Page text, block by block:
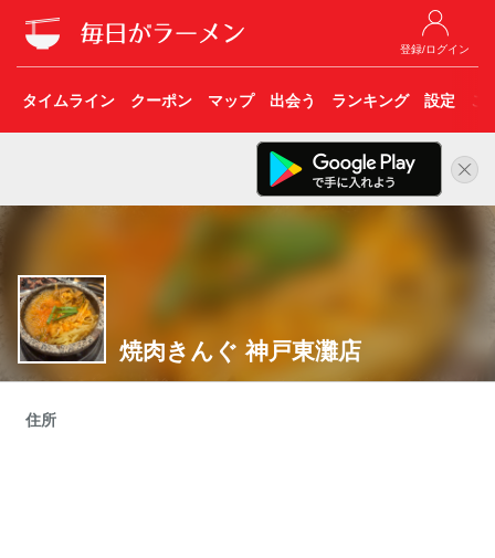
登録/ログイン
タイムライン クーポン マップ 出会う ランキング 設定 こ
焼肉きんぐ 神戸東灘店
住所